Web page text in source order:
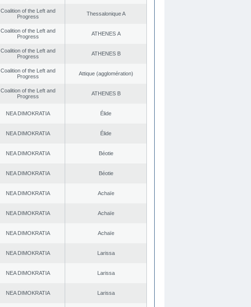
Coalition of the Left and
Progress
Thessalonique A
Coalition of the Left and
Progress
ATHENES Α
Coalition of the Left and
Progress
ATHENES Β
Coalition of the Left and
Progress
Αttique (agglomération)
Coalition of the Left and
Progress
ATHENES Β
NEA DΙMOKRATIA Élide
NEA DΙMOKRATIA Élide
NEA DΙMOKRATIA Béotie
NEA DΙMOKRATIA Béotie
NEA DΙMOKRATIA Achaïe
NEA DΙMOKRATIA Achaïe
NEA DΙMOKRATIA Achaïe
NEA DΙMOKRATIA Larissa
NEA DΙMOKRATIA Larissa
NEA DΙMOKRATIA Larissa